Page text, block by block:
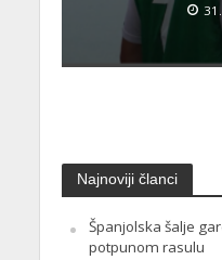
Najnoviji članci
Španjolska šalje
potpunom rasulu